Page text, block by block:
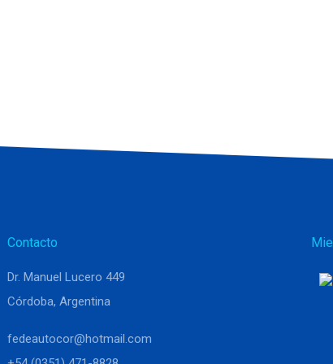
Contacto
Dr. Manuel Lucero 449
Córdoba, Argentina
fedeautocor@hotmail.com